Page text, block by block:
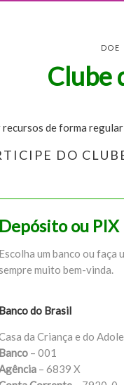
DOE
Clube
de forma
DO
Depósito ou PIX
Escolha um banco ou faça
muito bem-vinda.
Banco do Brasil
da Criança e do
Banco – 001
Agência – 6839 X